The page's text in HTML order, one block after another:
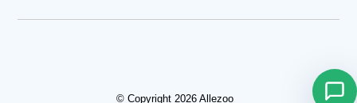
© Copyright 2026 Allezoo